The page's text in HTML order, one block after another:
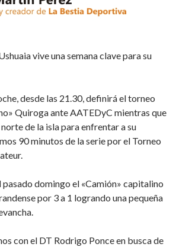
vive una semana clave para su
desde las 21.30, definirá el torneo
Quiroga ante AATEDyC mientras que
de la isla para enfrentar a su
90 minutos de la serie por el Torneo
domingo el «Camión» capitalino
por 3 a 1 logrando una pequeña
con el DT Rodrigo Ponce en busca de